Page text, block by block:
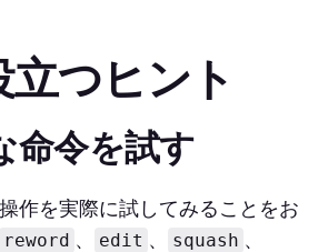
立つヒント
命令を試す
作を実際に試してみることをお
reword 、 edit 、 squash 、